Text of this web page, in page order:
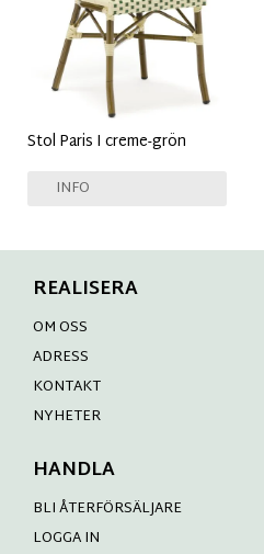
Stol Paris I creme-grön
INFO
REALISERA
OM OSS
ADRESS
KONTAKT
NYHETER
HANDLA
BLI ÅTERFÖRSÄLJARE
LOGGA IN